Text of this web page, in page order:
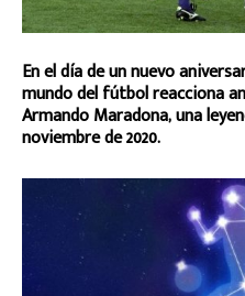
En el día de un nuevo
mundo del fútbol reacciona
Armando Maradona, una
noviembre de 2020.